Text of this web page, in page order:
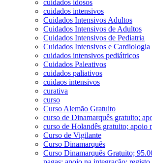
cuidados idosos
cuidados intensivos
Cuidados Intensivos Adultos
Cuidados Intensivos de Adultos
Cuidados Intensivos de Pediatria
Cuidados Intensivos e Cardiologia
cuidados intensivos pediátricos
Cuidados Paleativos
cuidados paliativos
cuidaos intensivos
curativa
curso
Curso Alemão Gratuito
curso de Dinamarquês gratuito;
curso de Holandês gratuito; apoio
Curso de Vigilante
Curso Dinamarquês
Curso Dinamarquês Gratuito;